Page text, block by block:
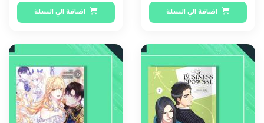
اضافة الي السلة اضافة الي السلة